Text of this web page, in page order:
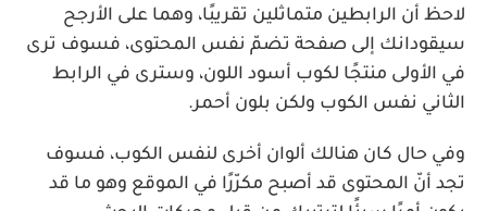
لاحظ أن الرابطين متماثلين تقريبًا، وهما على الأرجح
سيقودانك إلى صفحة تضمّ نفس المحتوى، فسوف ترى
في الأولى منتجًا لكوب أسود اللون، وسترى في الرابط
الثاني نفس الكوب ولكن بلون أحمر.
وفي حال كان هنالك ألوان أخرى لنفس الكوب، فسوف
تجد أنّ المحتوى قد أصبح مكرّرًا في الموقع وهو ما قد